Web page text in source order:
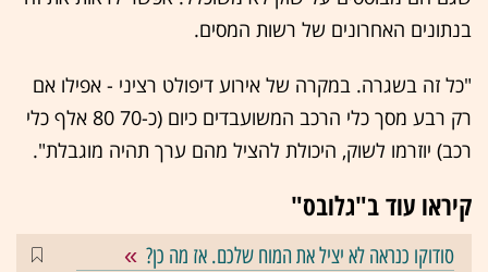
בנתונים האחרונים של רשות המסים.
"כל זה בשגרה. במקרה של אירוע דיפולט רציני - אפילו אם
רק רבע מסך כלי הרכב המשועבדים כיום (כ-70 80 אלף כלי
רכב) יוזרמו לשוק, היכולת להציל מהם ערך תהיה מוגבלת".
קיראו עוד ב"גלובס"
סודוקו כנראה לא יציל את המוח שלכם. אז מה כן?